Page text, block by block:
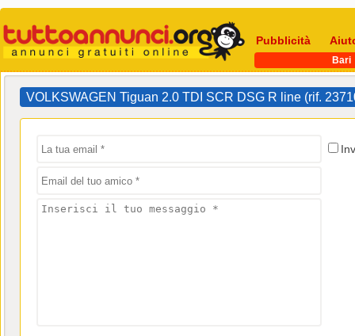
Pubblicità
Bari
VOLKSWAGEN Tiguan 2.0 TDI SCR DSG R line (rif.